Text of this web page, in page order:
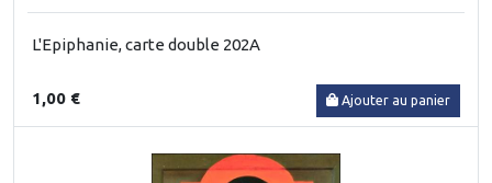
L'Epiphanie, carte double 202A
1,00 € Ajouter au panier